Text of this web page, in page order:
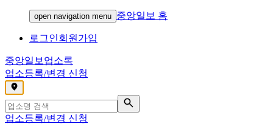
open navigation menu 중앙일보 홈
로그인회원가입
중앙일보 업소록
업소등록/변경 신청
,
업소등록/변경 신청